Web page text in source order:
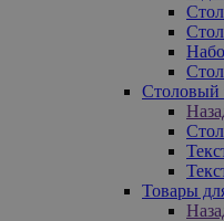
Столовый
Товары